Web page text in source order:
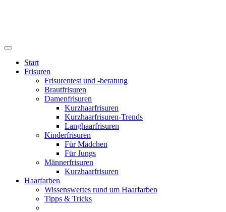
Start
Frisuren
Frisurentest und -beratung
Brautfrisuren
Damenfrisuren
Kurzhaarfrisuren
Kurzhaarfrisuren-Trends
Langhaarfrisuren
Kinderfrisuren
Für Mädchen
Für Jungs
Männerfrisuren
Kurzhaarfrisuren
Haarfarben
Wissenswertes rund um Haarfarben
Tipps & Tricks